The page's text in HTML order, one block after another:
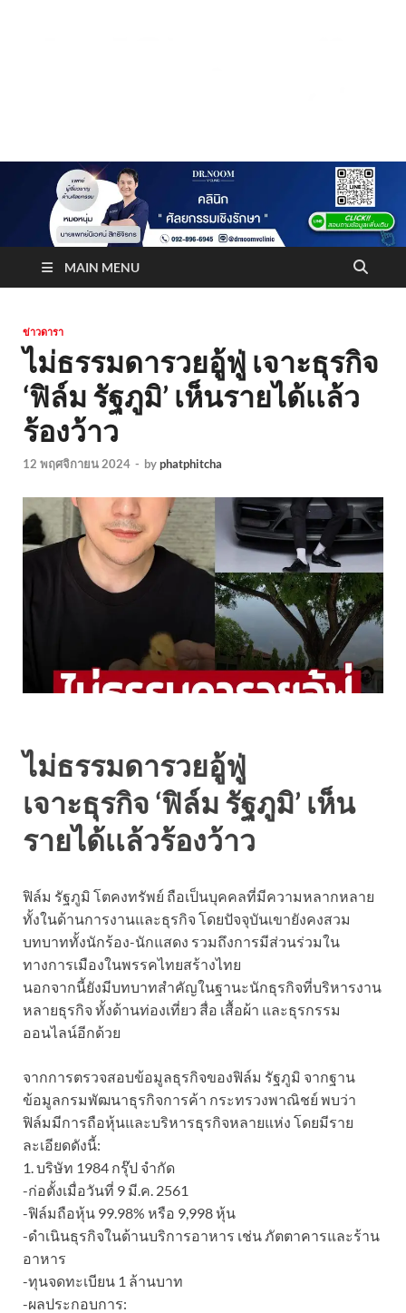
Truststoreonline
MAIN MENU
ข่าวดารา
ไม่ธรรมดารวยอู้ฟู่ เจาะธุรกิจ
‘ฟิล์ม รัฐภูมิ’ เห็นรายได้เเล้ว
ร้องว้าว
12 พฤศจิกายน 2024 - byphatphitcha
ไม่ธรรมดารวยอู้ฟู่
เจาะธุรกิจ ‘ฟิล์ม รัฐภูมิ’ เห็น
รายได้เเล้วร้องว้าว
ฟิล์ม รัฐภูมิ โตคงทรัพย์ ถือเป็นบุคคลที่มีความหลากหลาย
ทั้งในด้านการงานและธุรกิจ โดยปัจจุบันเขายังคงสวม
บทบาททั้งนักร้อง-นักแสดง รวมถึงการมีส่วนร่วมใน
ทางการเมืองในพรรคไทยสร้างไทย
นอกจากนี้ยังมีบทบาทสำคัญในฐานะนักธุรกิจที่บริหารงาน
หลายธุรกิจ ทั้งด้านท่องเที่ยว สื่อ เสื้อผ้า และธุรกรรม
ออนไลน์อีกด้วย
จากการตรวจสอบข้อมูลธุรกิจของฟิล์ม รัฐภูมิ จากฐาน
ข้อมูลกรมพัฒนาธุรกิจการค้า กระทรวงพาณิชย์ พบว่า
ฟิล์มมีการถือหุ้นและบริหารธุรกิจหลายแห่ง โดยมีราย
ละเอียดดังนี้:
1. บริษัท 1984 กรุ๊ป จำกัด
-ก่อตั้งเมื่อวันที่ 9 มี.ค. 2561
-ฟิล์มถือหุ้น 99.98% หรือ 9,998 หุ้น
-ดำเนินธุรกิจในด้านบริการอาหาร เช่น ภัตตาคารและร้าน
อาหาร
-ทุนจดทะเบียน 1 ล้านบาท
-ผลประกอบการ: